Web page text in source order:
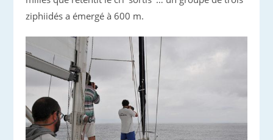
ziphiidés a émergé à 600 m.